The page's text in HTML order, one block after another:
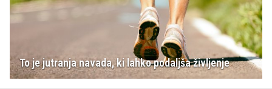
To je jutranja navada, ki lahko podaljša življenje